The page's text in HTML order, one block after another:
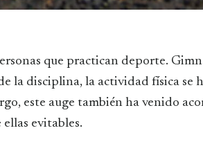
la disciplina, la actividad física se
este auge también ha venido
ellas evitables.